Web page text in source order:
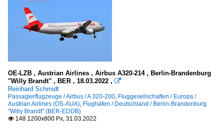
OE-LZB , Austrian Airlines , Airbus A320-214 , Berlin-Brandenburg
"Willy Brandt" , BER , 18.03.2022 , 
Reinhard Schmidt
Passagierflugzeuge / Airbus / A 320-200, Fluggesellschaften / Europa /
Austrian Airlines (OS-AUA), Flughäfen / Deutschland / Berlin-Brandenburg
"Willy Brandt" (BER-EDDB)
 148 1200x800 Px, 31.03.2022